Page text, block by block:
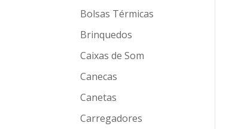
Bolsas Térmicas
Brinquedos
Caixas de Som
Canecas
Canetas
Carregadores